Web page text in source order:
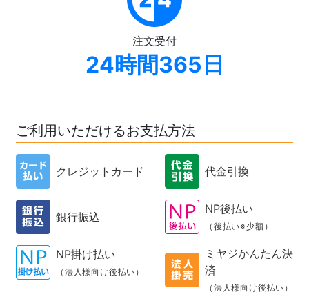
注文受付
24時間365日
ご利用いただけるお支払方法
クレジットカード 代金引換
銀行振込
NP後払い
（後払い※少額）
NP掛け払い
（法人様向け後払い）
ミヤジかんたん決
済
（法人様向け後払い）